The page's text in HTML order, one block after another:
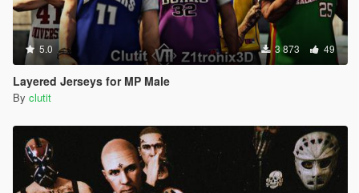
5.0 3 873 49
Layered Jerseys for MP Male
By clutit